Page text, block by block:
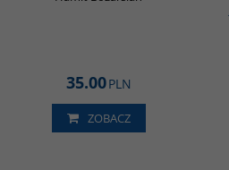
35.00PLN
ZOBACZ